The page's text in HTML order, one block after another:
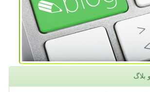
بلاگ